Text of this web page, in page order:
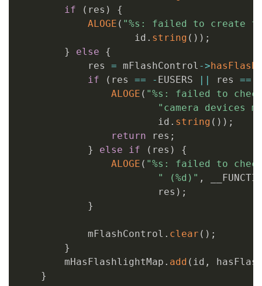
if
( res )
{
ALOGE ( "%s: failed to create
                    id
. string ( ) ) ;
}
else
{
            res
= mFlashControl ->
if
( res == - EUSERS || res ==
ALOGE ( "%s: failed to
"camera devices
                        id
. string ( ) ) ;
return res ;
}
else if ( res )
{
ALOGE ( "%s: failed to
" (%d)" ,
                        res
) ;
}
            mFlashControl
. clear ( ) ;
}
        mHasFlashlightMap
. add ( id ,
}